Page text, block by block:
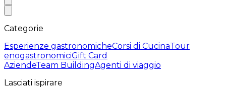
Categorie
Esperienze gastronomicheCorsi di CucinaTour
enogastronomiciGift Card
AziendeTeam BuildingAgenti di viaggio
Lasciati ispirare